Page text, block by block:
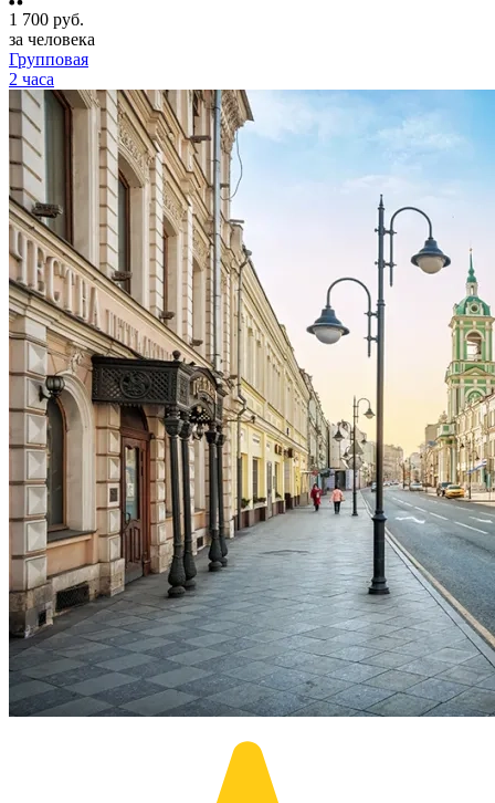
1 700 руб.
за человека
Групповая
2 часа